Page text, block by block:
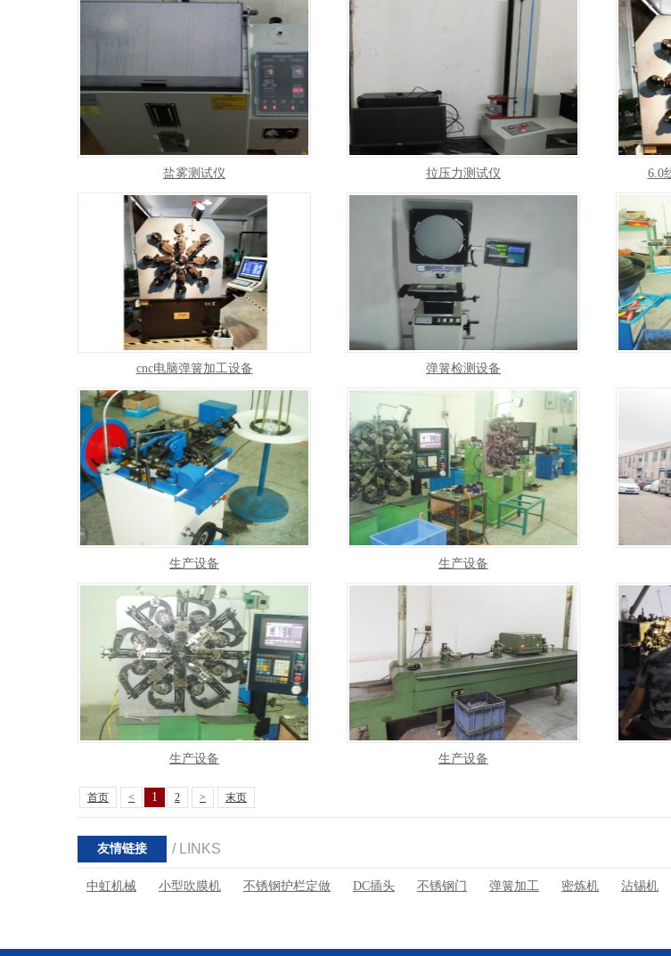
盐雾测试仪 拉压力测试仪 6.0
cnc电脑弹簧加工设备 弹簧检测设备
生产设备 生产设备
生产设备 生产设备
首页 < 1 2 > 末页
友情链接 / LINKS
中虹机械 小型吹膜机 不锈钢护栏定做 DC插头 不锈钢门 弹簧加工 密炼机 沾锡机